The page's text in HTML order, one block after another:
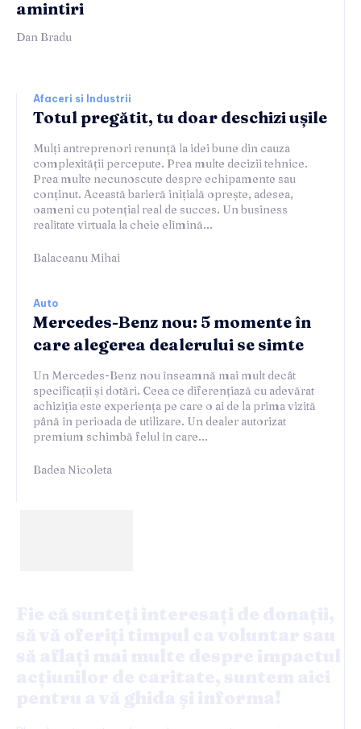
amintiri
Dan Bradu
Afaceri si Industrii
Totul pregătit, tu doar deschizi ușile
Mulți antreprenori renunță la idei bune din cauza
complexității percepute. Prea multe decizii tehnice.
Prea multe necunoscute despre echipamente sau
conținut. Această barieră inițială oprește, adesea,
oameni cu potențial real de succes. Un business
realitate virtuala la cheie elimină...
Balaceanu Mihai
Auto
Mercedes-Benz nou: 5 momente în
care alegerea dealerului se simte
Un Mercedes-Benz nou înseamnă mai mult decât
specificații și dotări. Ceea ce diferențiază cu adevărat
achiziția este experiența pe care o ai de la prima vizită
până în perioada de utilizare. Un dealer autorizat
premium schimbă felul în care...
Badea Nicoleta